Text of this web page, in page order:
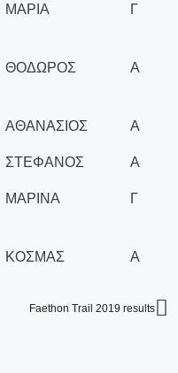
ΜΑΡΙΑ Γ
ΘΟΔΩΡΟΣ Α
ΑΘΑΝΑΣΙΟΣ Α
ΣΤΕΦΑΝΟΣ Α
ΜΑΡΙΝΑ Γ
ΚΟΣΜΑΣ Α
Faethon Trail 2019 results